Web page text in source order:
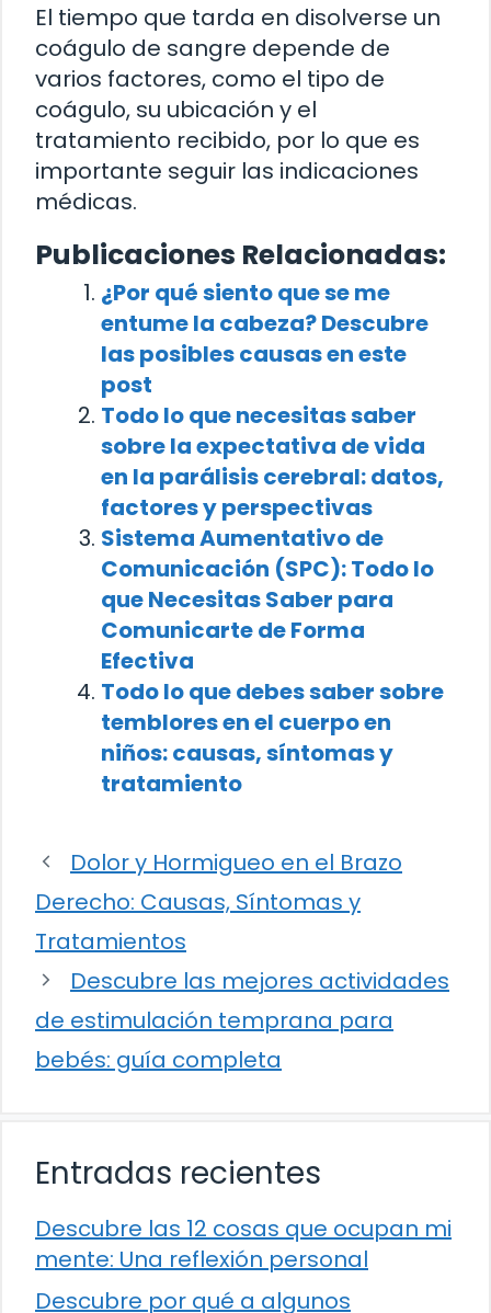
El tiempo que tarda en disolverse un
coágulo de sangre depende de
varios factores, como el tipo de
coágulo, su ubicación y el
tratamiento recibido, por lo que es
importante seguir las indicaciones
médicas.
Publicaciones Relacionadas:
¿Por qué siento que se me
entume la cabeza? Descubre
las posibles causas en este
post
Todo lo que necesitas saber
sobre la expectativa de vida
en la parálisis cerebral: datos,
factores y perspectivas
Sistema Aumentativo de
Comunicación (SPC): Todo lo
que Necesitas Saber para
Comunicarte de Forma
Efectiva
Todo lo que debes saber sobre
temblores en el cuerpo en
niños: causas, síntomas y
tratamiento
Dolor y Hormigueo en el Brazo
Derecho: Causas, Síntomas y
Tratamientos
Descubre las mejores actividades
de estimulación temprana para
bebés: guía completa
Entradas recientes
Descubre las 12 cosas que ocupan mi
mente: Una reflexión personal
Descubre por qué a algunos